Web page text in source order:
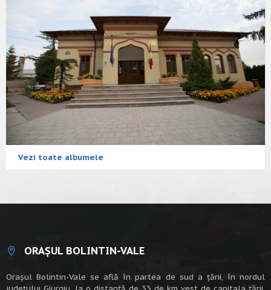
Vezi toate albumele
ORAȘUL BOLINTIN-VALE
Oraşul Bolintin-Vale se află în partea de sud a ţării, în nordul